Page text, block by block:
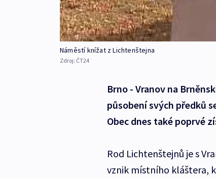
Náměstí knížat z Lichtenštejna
Zdroj: ČT24
Brno - Vranov na
působení svých předků
Obec dnes také poprvé
Rod Lichtenštejnů je s
vznik místního kláštera,